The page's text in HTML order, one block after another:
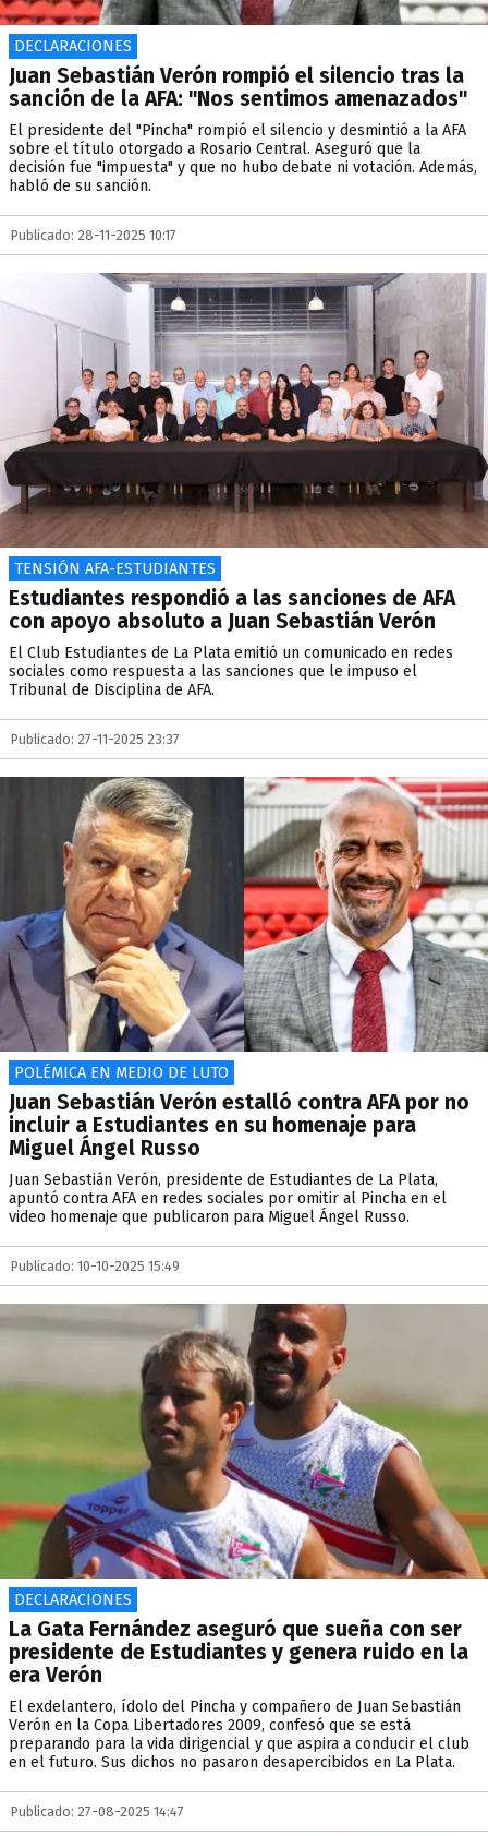
DECLARACIONES
Juan Sebastián Verón rompió el silencio tras la
sanción de la AFA: "Nos sentimos amenazados"
El presidente del "Pincha" rompió el silencio y desmintió a la AFA
sobre el título otorgado a Rosario Central. Aseguró que la
decisión fue "impuesta" y que no hubo debate ni votación. Además,
habló de su sanción.
Publicado: 28-11-2025 10:17
TENSIÓN AFA-ESTUDIANTES
Estudiantes respondió a las sanciones de AFA
con apoyo absoluto a Juan Sebastián Verón
El Club Estudiantes de La Plata emitió un comunicado en redes
sociales como respuesta a las sanciones que le impuso el
Tribunal de Disciplina de AFA.
Publicado: 27-11-2025 23:37
POLÉMICA EN MEDIO DE LUTO
Juan Sebastián Verón estalló contra AFA por no
incluir a Estudiantes en su homenaje para
Miguel Ángel Russo
Juan Sebastián Verón, presidente de Estudiantes de La Plata,
apuntó contra AFA en redes sociales por omitir al Pincha en el
video homenaje que publicaron para Miguel Ángel Russo.
Publicado: 10-10-2025 15:49
DECLARACIONES
La Gata Fernández aseguró que sueña con ser
presidente de Estudiantes y genera ruido en la
era Verón
El exdelantero, ídolo del Pincha y compañero de Juan Sebastián
Verón en la Copa Libertadores 2009, confesó que se está
preparando para la vida dirigencial y que aspira a conducir el club
en el futuro. Sus dichos no pasaron desapercibidos en La Plata.
Publicado: 27-08-2025 14:47